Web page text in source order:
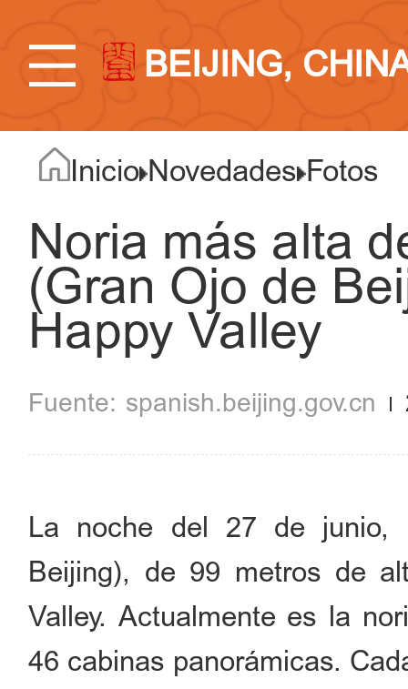
BEIJING,
Inicio Novedades Fotos
Noria más alta
(Gran Ojo de
Happy Valley
spanish.beijing.gov.cn
La noche del 27 de junio,
Beijing), de 99 metros de
Valley. Actualmente es la
46 cabinas panorámicas.